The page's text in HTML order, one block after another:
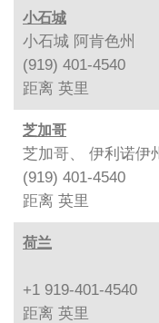
小石城
小石城 阿肯色州
(919) 401-4540
距离 英里
芝加哥
芝加哥、 伊利诺伊
(919) 401-4540
距离 英里
荷兰
+1 919-401-4540
距离 英里